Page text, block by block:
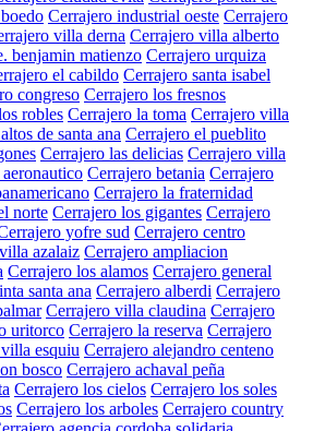
Cerrajero industrial oeste Cerrajero
villa derna Cerrajero villa alberto
benjamin matienzo Cerrajero urquiza
el cabildo Cerrajero santa isabel
congreso Cerrajero los fresnos
robles Cerrajero la toma Cerrajero villa
de santa ana Cerrajero el pueblito
Cerrajero las delicias Cerrajero villa
Cerrajero betania Cerrajero
Cerrajero la fraternidad
norte Cerrajero los gigantes Cerrajero
yofre sud Cerrajero centro
azalaiz Cerrajero ampliacion
Cerrajero los alamos Cerrajero general
santa ana Cerrajero alberdi Cerrajero
Cerrajero villa claudina Cerrajero
uritorco Cerrajero la reserva Cerrajero
esquiu Cerrajero alejandro centeno
bosco Cerrajero achaval peña
Cerrajero los cielos Cerrajero los soles
Cerrajero los arboles Cerrajero country